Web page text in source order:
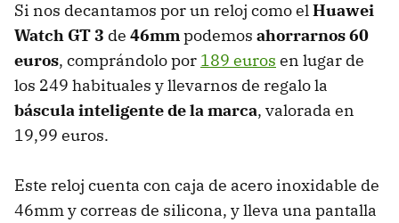
Si nos decantamos por un reloj como elHuawei
Watch GT 3 de 46mmpodemos ahorrarnos 60
euros, comprándolo por 189 euros en lugar de
los 249 habituales y llevarnos de regalo la
báscula inteligente de la marca, valorada en
19,99 euros.
Este reloj cuenta con caja de acero inoxidable de
46mm y correas de silicona, y lleva una pantalla